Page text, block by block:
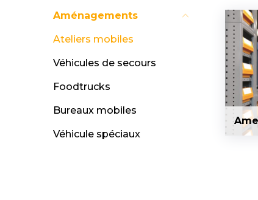
Aménagements
Ateliers mobiles
Véhicules de secours
Foodtrucks
Bureaux mobiles
Véhicule spéciaux